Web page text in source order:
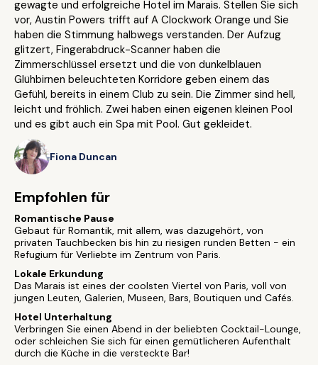
gewagte und erfolgreiche Hotel im Marais. Stellen Sie sich
vor, Austin Powers trifft auf A Clockwork Orange und Sie
haben die Stimmung halbwegs verstanden. Der Aufzug
glitzert, Fingerabdruck-Scanner haben die
Zimmerschlüssel ersetzt und die von dunkelblauen
Glühbirnen beleuchteten Korridore geben einem das
Gefühl, bereits in einem Club zu sein. Die Zimmer sind hell,
leicht und fröhlich. Zwei haben einen eigenen kleinen Pool
und es gibt auch ein Spa mit Pool. Gut gekleidet.
Fiona Duncan
Empfohlen für
Romantische Pause
Gebaut für Romantik, mit allem, was dazugehört, von
privaten Tauchbecken bis hin zu riesigen runden Betten - ein
Refugium für Verliebte im Zentrum von Paris.
Lokale Erkundung
Das Marais ist eines der coolsten Viertel von Paris, voll von
jungen Leuten, Galerien, Museen, Bars, Boutiquen und Cafés.
Hotel Unterhaltung
Verbringen Sie einen Abend in der beliebten Cocktail-Lounge,
oder schleichen Sie sich für einen gemütlicheren Aufenthalt
durch die Küche in die versteckte Bar!